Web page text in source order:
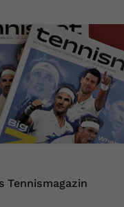
Tennismagazin